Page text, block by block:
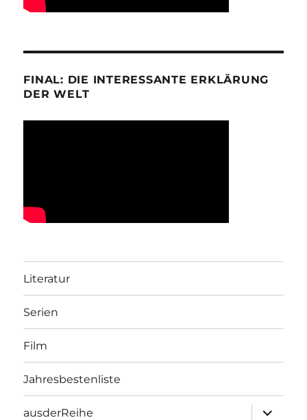
FINAL: DIE INTERESSANTE ERKLÄRUNG
DER WELT
Literatur
Serien
Film
Jahresbestenliste
ausderReihe